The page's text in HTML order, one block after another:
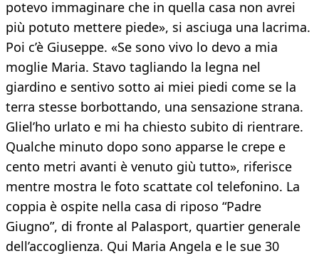
potevo immaginare che in quella casa non avrei
più potuto mettere piede», si asciuga una lacrima.
Poi c’è Giuseppe. «Se sono vivo lo devo a mia
moglie Maria. Stavo tagliando la legna nel
giardino e sentivo sotto ai miei piedi come se la
terra stesse borbottando, una sensazione strana.
Gliel’ho urlato e mi ha chiesto subito di rientrare.
Qualche minuto dopo sono apparse le crepe e
cento metri avanti è venuto giù tutto», riferisce
mentre mostra le foto scattate col telefonino. La
coppia è ospite nella casa di riposo “Padre
Giugno”, di fronte al Palasport, quartier generale
dell’accoglienza. Qui Maria Angela e le sue 30